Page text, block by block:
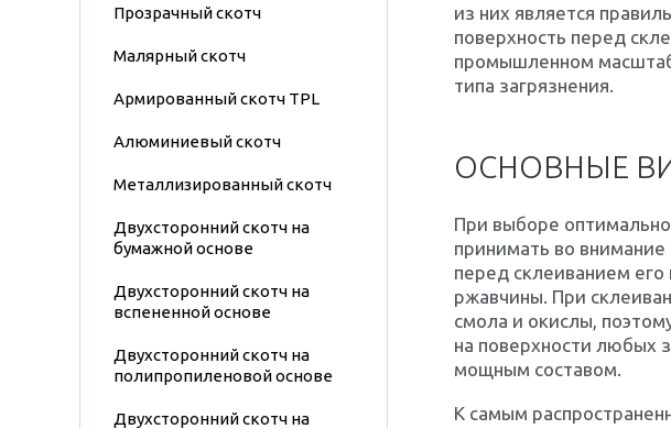
Прозрачный скотч
Малярный скотч
Армированный скотч TPL
Алюминиевый скотч
Металлизированный скотч
Двухсторонний скотч на
бумажной основе
Двухсторонний скотч на
вспененной основе
Двухсторонний скотч на
полипропиленовой основе
Двухсторонний скотч на
из них является
поверхность перед
промышленном
типа загрязнения.
ОСНОВНЫЕ
При выборе
принимать во
перед склеиванием
ржавчины. При
смола и окислы,
на поверхности любых
мощным составом.
К самым